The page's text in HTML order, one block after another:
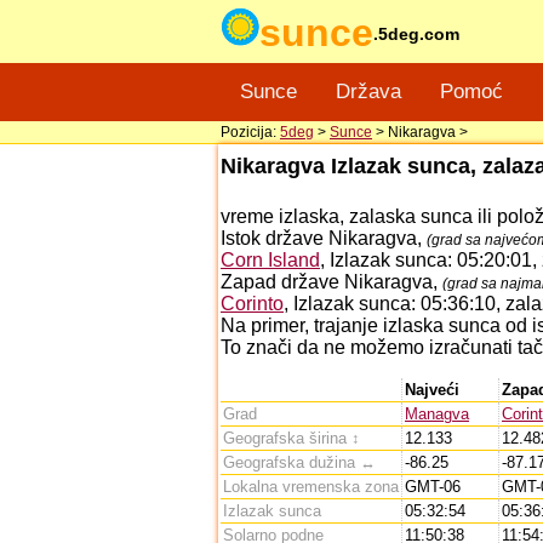
sunce.5deg.com
Sunce Država Pomoć
Pozicija: 5deg > Sunce > Nikaragva >
Nikaragva Izlazak sunca,
vreme izlaska, zalaska sunca ili
Istok države Nikaragva, (grad sa
Corn Island, Izlazak sunca:
Zapad države Nikaragva, (grad sa
Corinto, Izlazak sunca: 05:36:10,
Na primer, trajanje izlaska sunca od
To znači da ne možemo izračunati
Najveći
Grad
Managva
Geografska širina ↕
12.133
Geografska dužina ↔
-86.25
-
Lokalna vremenska zona GMT-06
Izlazak sunca
05:32:54
Solarno podne
11:50:38